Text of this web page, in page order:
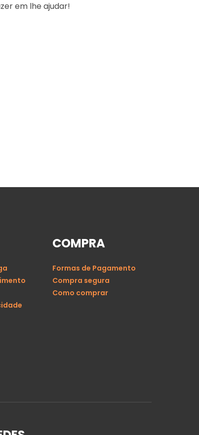
em lhe ajudar!
COMPRA
Formas de Pagamento
Compra segura
Como comprar